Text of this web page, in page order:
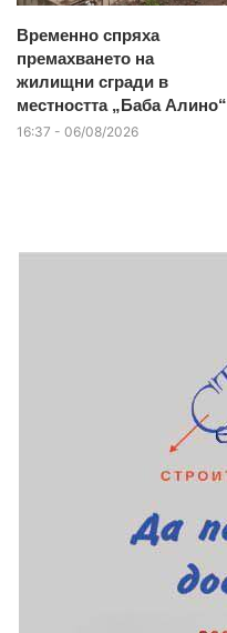
Временно спряха
премахването на
жилищни сгради в
местността „Баба Алино“
16:37 - 06/08/2026